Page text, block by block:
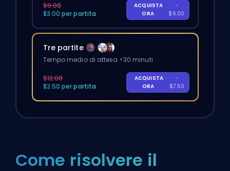
$8.00
$3.00 per partita
ACQUISTA
ORA
-
$6.00
Tre partite
Tempo medio di attesa <30 minuti
$12.00
$2.50 per partita
ACQUISTA
ORA
-
$7.50
Come risolvere il